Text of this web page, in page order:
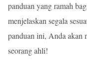
panduan yang ramah
menjelaskan segala
panduan ini, Anda akan
seorang ahli!